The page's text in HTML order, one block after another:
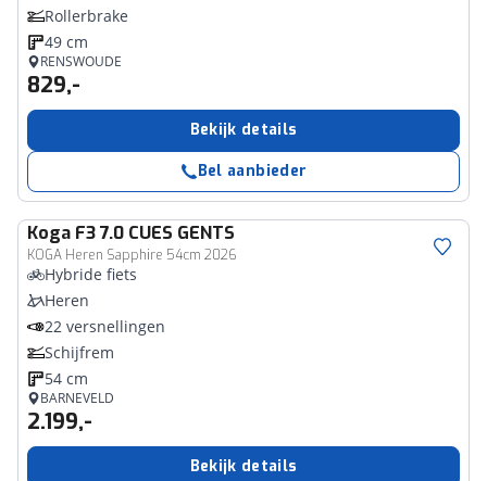
Rollerbrake
49 cm
RENSWOUDE
829,-
Bekijk details
Bel aanbieder
Koga F3 7.0 CUES GENTS
KOGA Heren Sapphire 54cm 2026
Hybride fiets
Heren
22 versnellingen
Schijfrem
54 cm
BARNEVELD
2.199,-
Bekijk details